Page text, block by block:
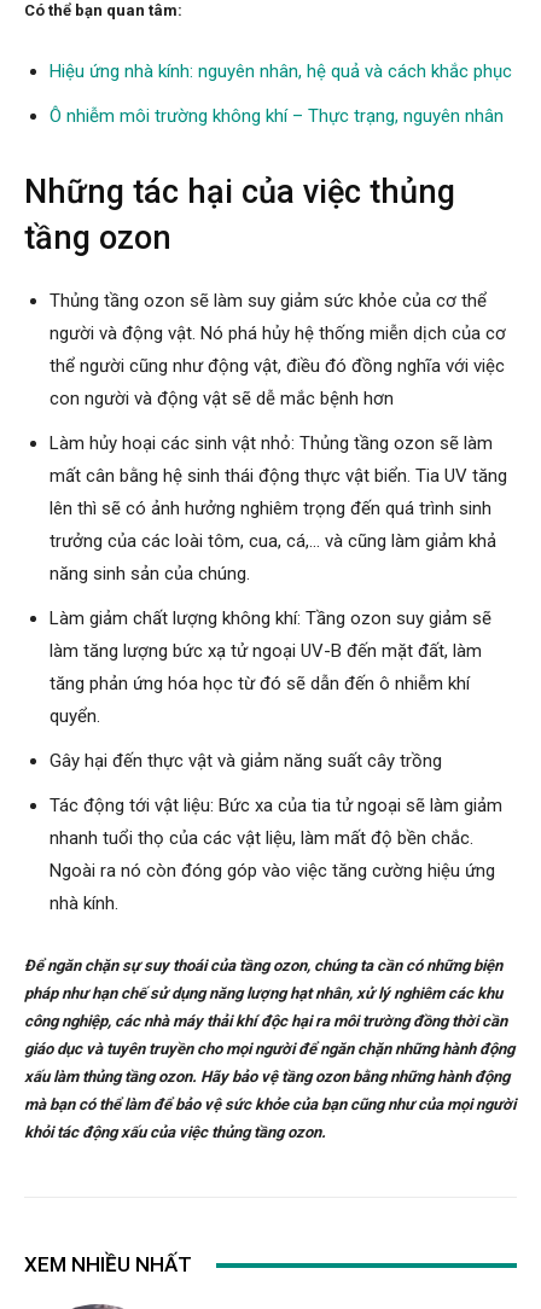
Có thể bạn quan tâm:
Hiệu ứng nhà kính: nguyên nhân, hệ quả và cách khắc phục
Ô nhiễm môi trường không khí – Thực trạng, nguyên nhân
Những tác hại của việc thủng
tầng ozon
Thủng tầng ozon sẽ làm suy giảm sức khỏe của cơ thể
người và động vật. Nó phá hủy hệ thống miễn dịch của cơ
thể người cũng như động vật, điều đó đồng nghĩa với việc
con người và động vật sẽ dễ mắc bệnh hơn
Làm hủy hoại các sinh vật nhỏ: Thủng tầng ozon sẽ làm
mất cân bằng hệ sinh thái động thực vật biển. Tia UV tăng
lên thì sẽ có ảnh hưởng nghiêm trọng đến quá trình sinh
trưởng của các loài tôm, cua, cá,… và cũng làm giảm khả
năng sinh sản của chúng.
Làm giảm chất lượng không khí: Tầng ozon suy giảm sẽ
làm tăng lượng bức xạ tử ngoại UV-B đến mặt đất, làm
tăng phản ứng hóa học từ đó sẽ dẫn đến ô nhiễm khí
quyển.
Gây hại đến thực vật và giảm năng suất cây trồng
Tác động tới vật liệu: Bức xa của tia tử ngoại sẽ làm giảm
nhanh tuổi thọ của các vật liệu, làm mất độ bền chắc.
Ngoài ra nó còn đóng góp vào việc tăng cường hiệu ứng
nhà kính.
Để ngăn chặn sự suy thoái của tầng ozon, chúng ta cần có những biện
pháp như hạn chế sử dụng năng lượng hạt nhân, xử lý nghiêm các khu
công nghiệp, các nhà máy thải khí độc hại ra môi trường đồng thời cần
giáo dục và tuyên truyền cho mọi người để ngăn chặn những hành động
xấu làm thủng tầng ozon. Hãy bảo vệ tầng ozon bằng những hành động
mà bạn có thể làm để bảo vệ sức khỏe của bạn cũng như của mọi người
khỏi tác động xấu của việc thủng tầng ozon.
XEM NHIỀU NHẤT